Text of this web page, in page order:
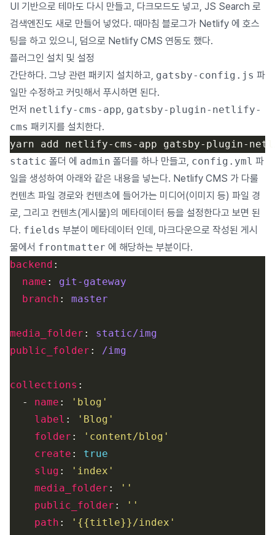
UI 기반으로 테마도 다시 만들고, 다크모드도 넣고, JS Search 로
검색엔진도 새로 만들어 넣었다. 때마침 블로그가 Netlify 에 호스
팅을 하고 있으니, 덤으로 Netlify CMS 연동도 했다.
플러그인 설치 및 설정
간단하다. 그냥 관련 패키지 설치하고, gatsby-config.js 파
일만 수정하고 커밋해서 푸시하면 된다.
먼저 netlify-cms-app, gatsby-plugin-netlify-
cms 패키지를 설치한다.
static 폴더 에 admin 폴더를 하나 만들고, config.yml 파
일을 생성하여 아래와 같은 내용을 넣는다. Netlify CMS 가 다룰
컨텐츠 파일 경로와 컨텐츠에 들어가는 미디어(이미지 등) 파일 경
로, 그리고 컨텐츠(게시물)의 메타데이터 등을 설정한다고 보면 된
다. fields 부분이 메타데이터 인데, 마크다운으로 작성된 게시
물에서 frontmatter 에 해당하는 부분이다.
backend
name : git-gateway
branch : master
media_folder : static/img
public_folder : /img
collections
  -
name :
'blog'
label :
'Blog'
folder :
'content/blog'
create : true
slug :
'index'
media_folder :
''
public_folder :
''
path :
'{{title}}/index'